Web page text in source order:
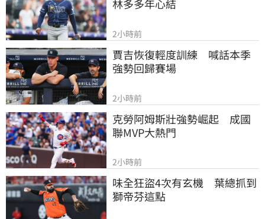
林多多年心結
2小時前
賈吉恢復輕度訓練　喊話本季
強勢回歸賽場
2小時前
克勞阿姆斯壯強勢崛起　成國
聯MVP大熱門
2小時前
味全狂盜4次有玄機　葉總抓到
獅帝芬這點